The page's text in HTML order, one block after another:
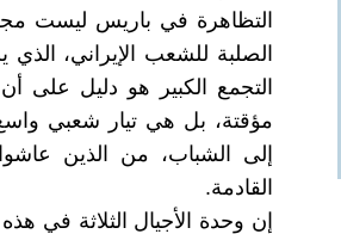
التظاهرة في باريس ليست
الصلبة للشعب الإيراني،
التجمع الكبير هو دليل على
مؤقتة، بل هي تيار شعبي
إلى الشباب، من الذين عاشوا
القادمة.
إن وحدة الأجيال الثلاثة في